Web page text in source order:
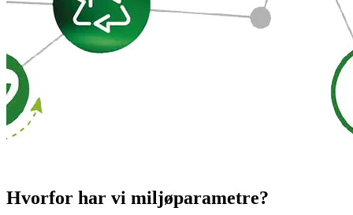
Hvorfor har vi miljøparametre?